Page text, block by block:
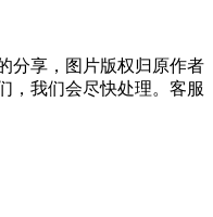
分享，图片版权归原作者
，我们会尽快处理。客服